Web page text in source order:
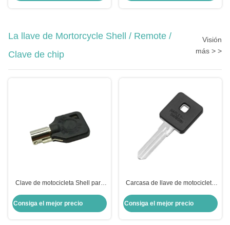
La llave de Mortorcycle Shell / Remote /
Clave de chip
Visión
más > >
Clave de motocicleta Shell para
blanco para US H-arley
Motocicleta
Consiga el mejor precio
Carcasa de llave de motocicleta
Harley-Davidson con ranuras
dobles laterales derechas
Consiga el mejor precio